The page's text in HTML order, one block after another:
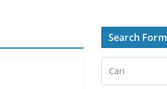
Search Form